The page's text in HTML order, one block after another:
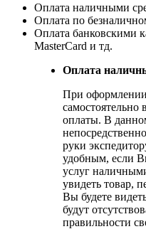
Оплата наличными
Оплата по
Оплата банковскими
MasterCard и тд.
Оплата
При оформлении
самостоятельно
оплаты. В
руки
удобным, если
услуг
увидеть товар,
Вы будете
будут
правильности